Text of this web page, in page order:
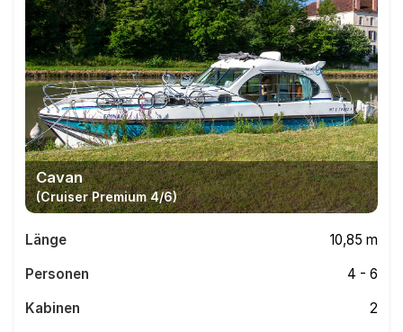
Cavan
(Cruiser Premium 4/6)
Länge
10,85 m
Personen
4 - 6
Kabinen
2